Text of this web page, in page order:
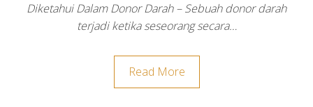
Diketahui Dalam Donor Darah – Sebuah donor darah
terjadi ketika seseorang secara…
Read More